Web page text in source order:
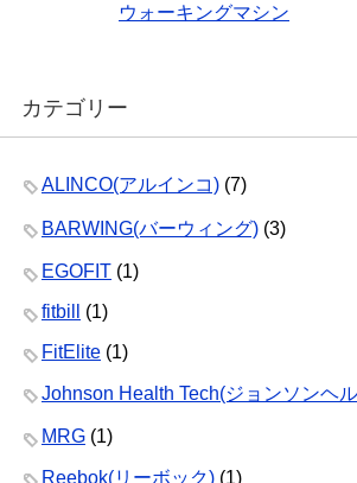
ウォーキングマシン
カテゴリー
ALINCO(アルインコ) (7)
BARWING(バーウィング) (3)
EGOFIT (1)
fitbill
(1)
FitElite (1)
Johnson Health Tech(ジョンソンヘ
MRG (1)
Reebok(リーボック) (1)